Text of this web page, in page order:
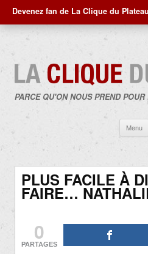
Devenez fan de La Clique du
PARCE QU'ON NOUS PREND POUR
Menu
PLUS FACILE À
FAIRE…
0
PARTAGES